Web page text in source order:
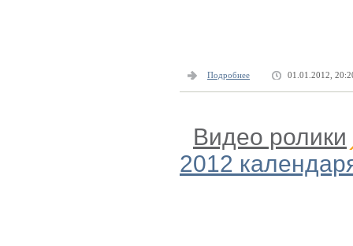
Подробнее 01.01.2012,
Видео ролики
2012